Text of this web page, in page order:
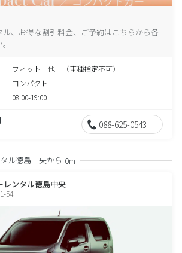
ル、お得な割引料金、ご予約はこちらから各
フィット 他 （車種指定不可）
コンパクト
08:00-19:00
088-625-0543
ル徳島中央から 0m
レンタル徳島中央
54